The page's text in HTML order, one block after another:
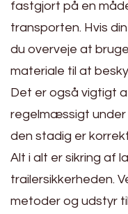
fastgjort på en
transporten. Hvis
du overveje at
materiale til at
Det er også vigtigt
regelmæssigt
den stadig er
Alt i alt er sikring af
trailersikkerheden.
metoder og udstyr